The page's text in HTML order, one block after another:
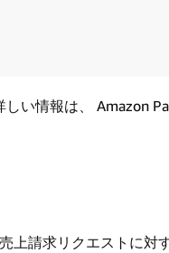
い情報は、 Amazon
上請求リクエストに対